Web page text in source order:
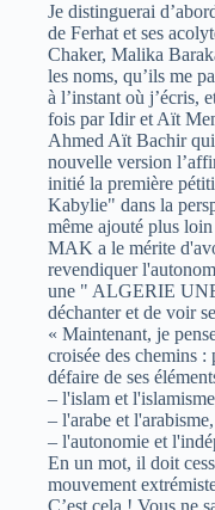
Je distinguerai
de Ferhat et ses
Chaker, Malika
les noms, qu’ils me
à l’instant où j’écris,
fois par Idir et Aït
Ahmed Aït Bachir
nouvelle version
initié la première
Kabylie" dans la
même ajouté plus
MAK a le mérite
revendiquer
une " ALGERIE
déchanter et de voir
« Maintenant, je
croisée des chemins
défaire de ses
– l'islam et
– l'arabe et l'arabisme,
– l'autonomie et
En un mot, il doit
mouvement